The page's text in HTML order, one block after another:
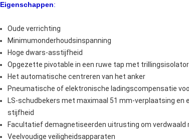
Eigenschappen:
Oude verrichting
Minimumonderhoudsinspanning
Hoge dwars-asstijfheid
Opgezette pivotable in een ruwe tap met
Het automatische centreren van het anker
Pneumatische of elektronische ladingscompensatie
LS-schudbekers met maximaal 51 mm-verplaatsing
stijfheid
Facultatief demagnetiseerden uitrusting om verdwaald
Veelvoudige veiligheidsapparaten